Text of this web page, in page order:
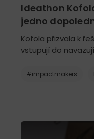
Ideathon
jedno
Kofola přizvala k
vstupují do
#impactmakers